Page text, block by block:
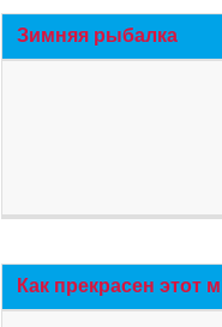
Зимняя рыбалка
Как прекрасен этот